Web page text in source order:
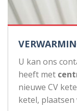
U kan ons
heeft met
nieuwe CV
ketel,